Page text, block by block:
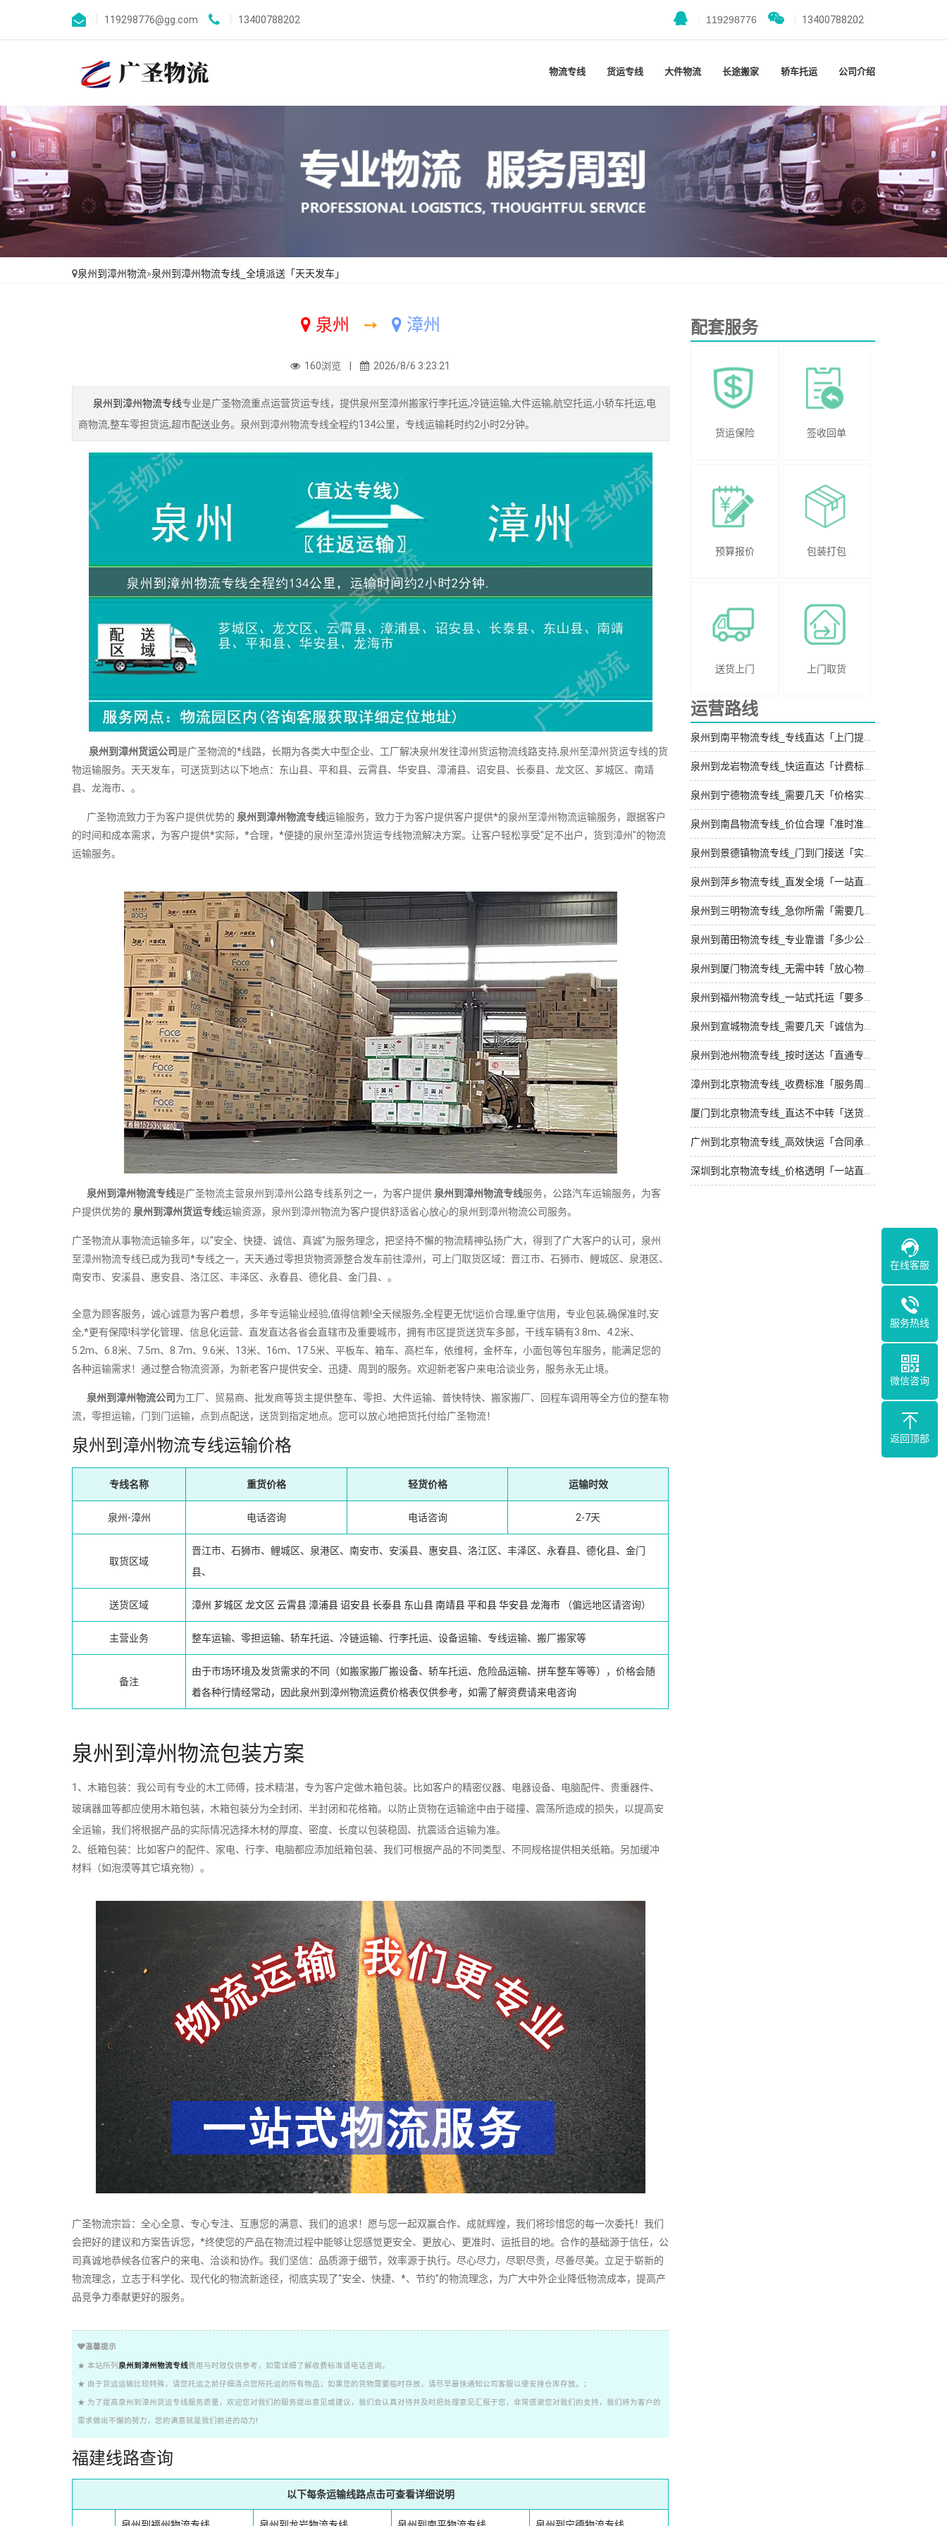
119298776@gg.com 13400788202 119298776 13400788202
物流专线 货运专线 大件物流 长途搬家 轿车托运 公司介绍
泉州到漳州物流»泉州到漳州物流专线_全境派送「天天发车」
泉州 ➙ 漳州
160浏览 | 2026/8/6 3:23:21
泉州到漳州物流专线专业是广圣物流重点运营货运专线，提供泉州至漳州搬家行李托运,冷链运输,大件运输,航空托运,小轿车托运,电
商物流,整车零担货运,超市配送业务。泉州到漳州物流专线全程约134公里，专线运输耗时约2小时2分钟。
泉州到漳州货运公司是广圣物流的*线路，长期为各类大中型企业、工厂解决泉州发往漳州货运物流线路支持,泉州至漳州货运专线的货
物运输服务。天天发车，可送货到达以下地点：东山县、平和县、云霄县、华安县、漳浦县、诏安县、长泰县、龙文区、芗城区、南靖
县、龙海市、。
广圣物流致力于为客户提供优势的 泉州到漳州物流专线运输服务，致力于为客户提供客户提供*的泉州至漳州物流运输服务，跟据客户
的时间和成本需求，为客户提供*实际，*合理，*便捷的泉州至漳州货运专线物流解决方案。让客户轻松享受"足不出户，货到漳州"的物流
运输服务。
泉州到漳州物流专线是广圣物流主营泉州到漳州公路专线系列之一，为客户提供 泉州到漳州物流专线服务，公路汽车运输服务，为客
户提供优势的 泉州到漳州货运专线运输资源，泉州到漳州物流为客户提供舒适省心放心的泉州到漳州物流公司服务。
广圣物流从事物流运输多年，以“安全、快捷、诚信、真诚”为服务理念，把坚持不懈的物流精神弘扬广大，得到了广大客户的认可，泉州
至漳州物流专线已成为我司*专线之一，天天通过零担货物资源整合发车前往漳州，可上门取货区域：晋江市、石狮市、鲤城区、泉港区、
南安市、安溪县、惠安县、洛江区、丰泽区、永春县、德化县、金门县、。
全意为顾客服务，诚心诚意为客户着想，多年专运输业经验,值得信赖!全天候服务,全程更无忧!运价合理,重守信用，专业包装,确保准时,安
全,*更有保障!科学化管理、信息化运营、直发直达各省会直辖市及重要城市，拥有市区提货送货车多部，干线车辆有3.8m、4.2米、
5.2m、6.8米、7.5m、8.7m、9.6米、13米、16m、17.5米、平板车、箱车、高栏车，依维柯，金杯车，小面包等包车服务，能满足您的
各种运输需求！通过整合物流资源，为新老客户提供安全、迅捷、周到的服务。欢迎新老客户来电洽谈业务，服务永无止境。
泉州到漳州物流公司为工厂、贸易商、批发商等货主提供整车、零担、大件运输、普快特快、搬家搬厂、回程车调用等全方位的整车物
流，零担运输，门到门运输，点到点配送，送货到指定地点。您可以放心地把货托付给广圣物流！
泉州到漳州物流专线运输价格
专线名称 重货价格 轻货价格 运输时效
泉州-漳州 电话咨询 电话咨询 2-7天
取货区域
晋江市、石狮市、鲤城区、泉港区、南安市、安溪县、惠安县、洛江区、丰泽区、永春县、德化县、金门
县、
送货区域 漳州 芗城区 龙文区 云霄县 漳浦县诏安县长泰县 东山县南靖县平和县华安县龙海市 （偏远地区请咨询）
主营业务 整车运输、零担运输、轿车托运、冷链运输、行李托运、设备运输、专线运输、搬厂搬家等
备注
由于市场环境及发货需求的不同（如搬家搬厂搬设备、轿车托运、危险品运输、拼车整车等等），价格会随
着各种行情经常动，因此泉州到漳州物流运费价格表仅供参考，如需了解资费请来电咨询
泉州到漳州物流包装方案
1、木箱包装：我公司有专业的木工师傅，技术精湛，专为客户定做木箱包装。比如客户的精密仪器、电器设备、电脑配件、贵重器件、
玻璃器皿等都应使用木箱包装，木箱包装分为全封闭、半封闭和花格箱。以防止货物在运输途中由于碰撞、震荡所造成的损失，以提高安
全运输，我们将根据产品的实际情况选择木材的厚度、密度、长度以包装稳固、抗震适合运输为准。
2、纸箱包装：比如客户的配件、家电、行李、电脑都应添加纸箱包装、我们可根据产品的不同类型、不同规格提供相关纸箱。另加缓冲
材料（如泡漠等其它填充物）。
广圣物流宗旨：全心全意、专心专注、互惠您的满意、我们的追求！愿与您一起双赢合作、成就辉煌，我们将珍惜您的每一次委托！我们
会把好的建议和方案告诉您，*终使您的产品在物流过程中能够让您感觉更安全、更放心、更准时、运抵目的地。合作的基础源于信任，公
司真诚地恭候各位客户的来电、洽谈和协作。我们坚信：品质源于细节，效率源于执行。尽心尽力，尽职尽责，尽善尽美。立足于崭新的
物流理念，立志于科学化、现代化的物流新途径，彻底实现了“安全、快捷、*、节约”的物流理念，为广大中外企业降低物流成本，提高产
品竞争力奉献更好的服务。
温馨提示
★ 本站所列 泉州到漳州物流专线费用与时效仅供参考，如需详细了解收费标准请电话咨询。
★ 由于货运运输比较特殊，请您托运之前仔细清点您所托运的所有物品；如果您的货物需要临时存放，请尽早最快通知公司客服以便安排仓库存放。；
★ 为了提高泉州到漳州货运专线服务质量，欢迎您对我们的服务提出意见或建议，我们会认真对待并及时把处理意见汇报于您，非常感谢您对我们的支持，我们将为客户的
需求做出不懈的努力，您的满意就是我们前进的动力!
福建线路查询
以下每条运输线路点击可查看详细说明
配套服务
货运保险 签收回单
预算报价 包装打包
送货上门 上门取货
运营路线
泉州到南平物流专线_专线直达「上门提货」
泉州到龙岩物流专线_快运直达「计费标准」
泉州到宁德物流专线_需要几天「价格实惠」
泉州到南昌物流专线_价位合理「准时准点」
泉州到景德镇物流专线_门到门接送「实时反馈」
泉州到萍乡物流专线_直发全境「一站直达」
泉州到三明物流专线_急你所需「需要几天」
泉州到莆田物流专线_专业靠谱「多少公里」
泉州到厦门物流专线_无需中转「放心物流」
泉州到福州物流专线_一站式托运「要多少钱」
泉州到宣城物流专线_需要几天「诚信为先」
泉州到池州物流专线_按时送达「直通专线」
漳州到北京物流专线_收费标准「服务周到」
厦门到北京物流专线_直达不中转「送货到门」
广州到北京物流专线_高效快运「合同承运」
深圳到北京物流专线_价格透明「一站直达」
在线客服
服务热线
微信咨询
返回顶部